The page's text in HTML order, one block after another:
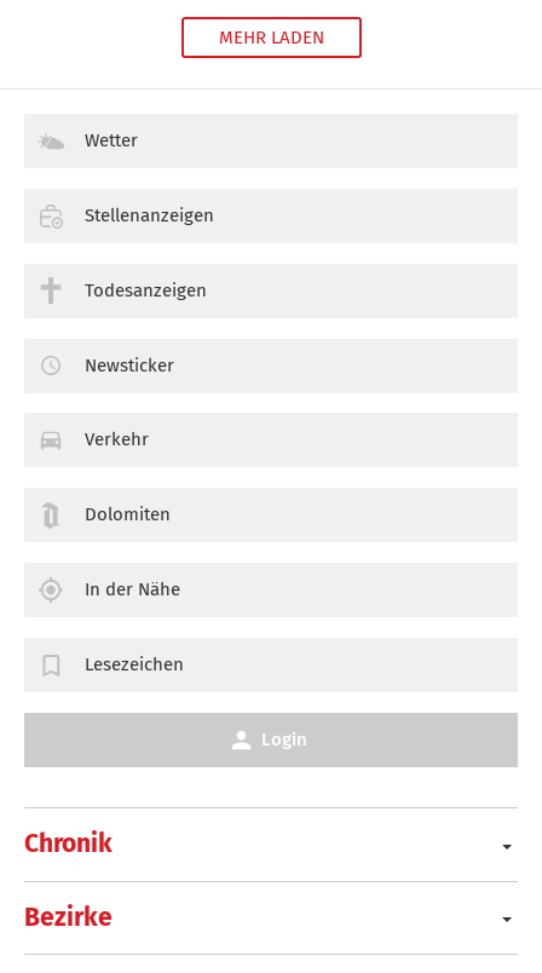
MEHR LADEN
Chronik
Bezirke
Wetter
Stellenanzeigen
Todesanzeigen
Newsticker
Verkehr
Dolomiten
In der Nähe
Lesezeichen
Login